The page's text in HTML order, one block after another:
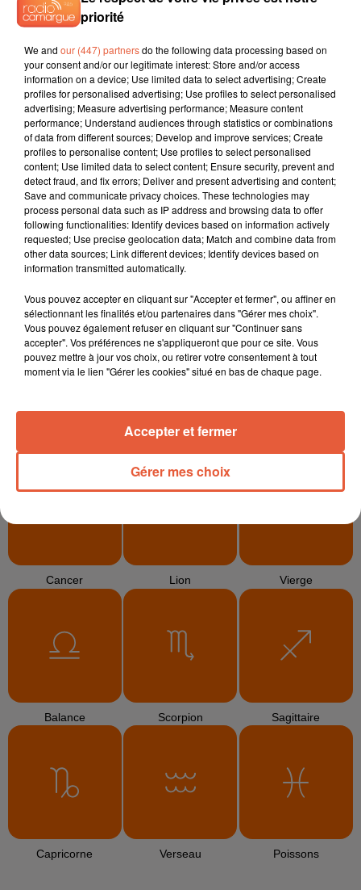
17h11
17h11
L5
Toutes Les Femmes
De Ta Vie
17h07
17h07
SHAKIRA
Dai Dai
17h04
17h04
Kungs
This Girl
L'HOROSCOPE
Cancer Lion Vierge
Balance Scorpion Sagittaire
Capricorne Verseau Poissons
priorité
We and our (447) partnersdo the following data processing based on
your consent and/or our legitimate interest: Store and/or access
information on a device; Use limited data to select advertising; Create
profiles for personalised advertising; Use profiles to select personalised
advertising; Measure advertising performance; Measure content
performance; Understand audiences through statistics or combinations
of data from different sources; Develop and improve services; Create
profiles to personalise content; Use profiles to select personalised
content; Use limited data to select content; Ensure security, prevent and
detect fraud, and fix errors; Deliver and present advertising and content;
Save and communicate privacy choices. These technologies may
process personal data such as IP address and browsing data to offer
following functionalities: Identify devices based on information actively
requested; Use precise geolocation data; Match and combine data from
other data sources; Link different devices; Identify devices based on
information transmitted automatically.
Vous pouvez accepter en cliquant sur "Accepter et fermer", ou affiner en
sélectionnant les finalités et/ou partenaires dans "Gérer mes choix".
Vous pouvez également refuser en cliquant sur "Continuer sans
accepter". Vos préférences ne s'appliqueront que pour ce site. Vous
pouvez mettre à jour vos choix, ou retirer votre consentement à tout
moment via le lien "Gérer les cookies" situé en bas de chaque page.
Gérer mes choix
Accepter et fermer